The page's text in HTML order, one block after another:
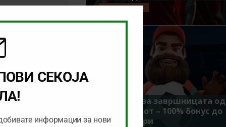
ЈУЛИ 29, 2026
Идеално за завршницата од
Мундијалот – 100% бонус до
7500 денари
Close
this
СЕКОЈА
информации за нови